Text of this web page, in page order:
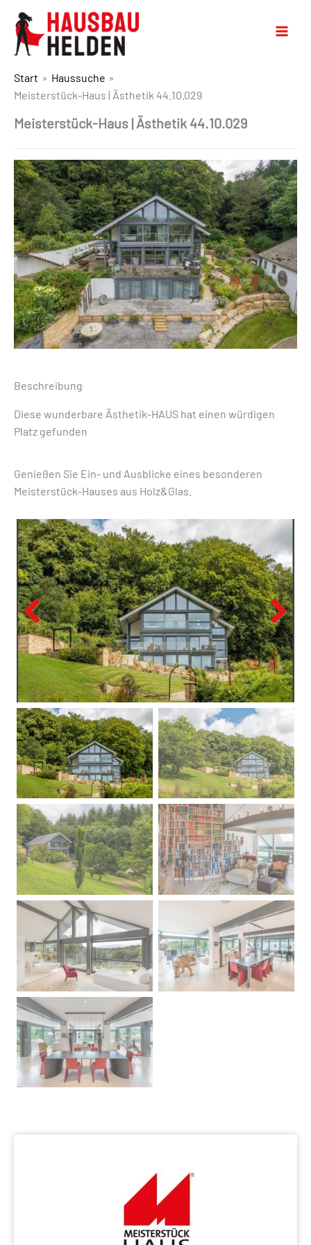
Start
Haussuche
Meisterstück-Haus | Ästhetik 44.10.029
Meisterstück-Haus | Ästhetik 44.10.029
Beschreibung
Diese wunderbare Ästhetik-HAUS hat einen würdigen
Platz gefunden
Genießen Sie Ein- und Ausblicke eines besonderen
Meisterstück-Hauses aus Holz&Glas.
Previous Next